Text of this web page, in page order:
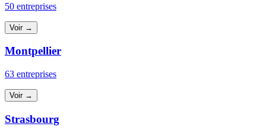
50 entreprises
Voir →
Montpellier
63 entreprises
Voir →
Strasbourg